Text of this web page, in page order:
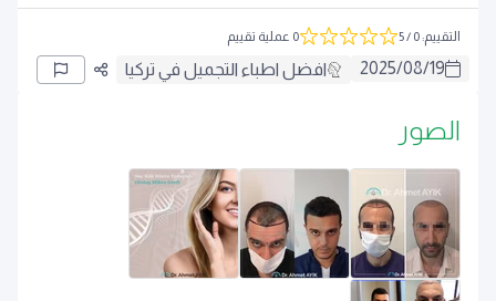
التقييم:
0
/ 5 0 عملية تقييم
2025/08/19 افضل اطباء التجميل في تركيا
الصور